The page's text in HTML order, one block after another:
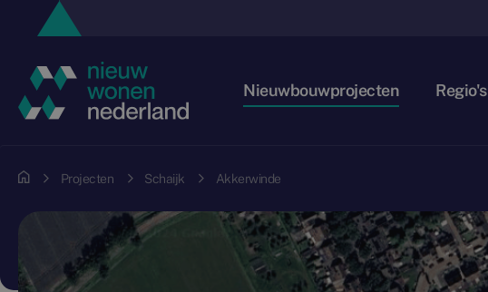
Nieuwbouwprojecten Regio's
Projecten Schaijk Akkerwinde